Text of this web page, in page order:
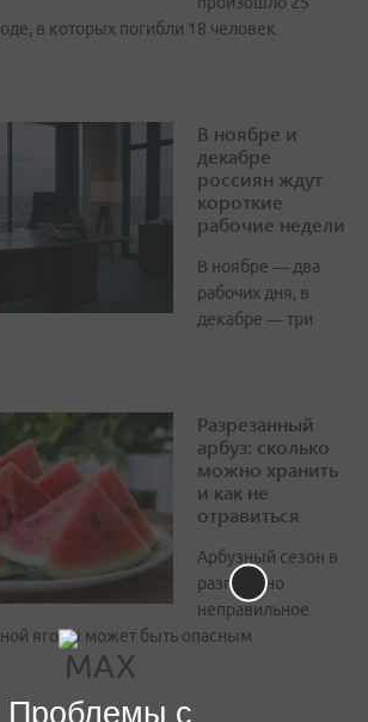
в которых погибли 18 человек
В ноябре и
декабре
россиян ждут
короткие
рабочие недели
В ноябре — два
рабочих дня, в
декабре — три
Разрезанный
арбуз: сколько
можно хранить
и как не
отравиться
Арбузный сезон в
разгаре, но
неправильное
ягоды может быть опасным
Проблемы с